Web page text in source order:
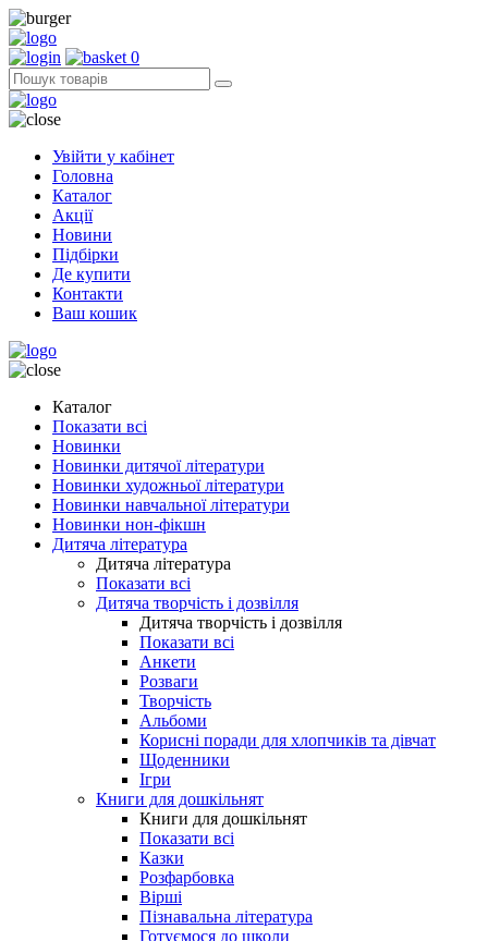
0
Увійти у кабінет
Головна
Каталог
Акції
Новини
Підбірки
Де купити
Контакти
Ваш кошик
Каталог
Показати всі
Новинки
Новинки дитячої літератури
Новинки художньої літератури
Новинки навчальної літератури
Новинки нон-фікшн
Дитяча література
Дитяча література
Показати всі
Дитяча творчість і дозвілля
Дитяча творчість і дозвілля
Показати всі
Анкети
Розваги
Творчість
Альбоми
Корисні поради для хлопчиків та дівчат
Щоденники
Ігри
Книги для дошкільнят
Книги для дошкільнят
Показати всі
Казки
Розфарбовка
Вірші
Пізнавальна література
Готуємося до школи